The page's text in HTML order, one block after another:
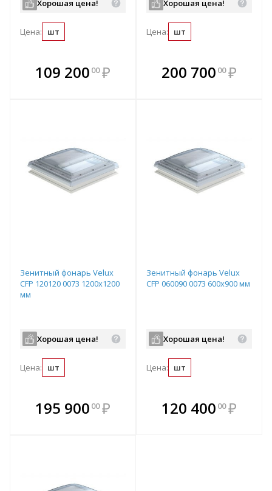
Хорошая цена!
Цена: шт
109 200 00 ₽
В комплекте
всегда выгоднее!
Хорошая цена!
Цена: шт
В комплекте
всегда выгоднее!
200 700 00 ₽
Зенитный фонарь Velux
CFP 120120 0073 1200х1200
мм
Хорошая цена!
Цена: шт
195 900 00 ₽
В комплекте
всегда выгоднее!
Зенитный фонарь Velux
CFP 060090 0073 600х900 мм
Хорошая цена!
Цена: шт
В комплекте
всегда выгоднее!
120 400 00 ₽